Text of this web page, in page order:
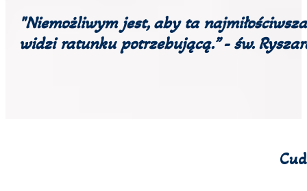
"Niemożliwym jest, aby ta
widzi ratunku potrzebującą.” - św.
Cud